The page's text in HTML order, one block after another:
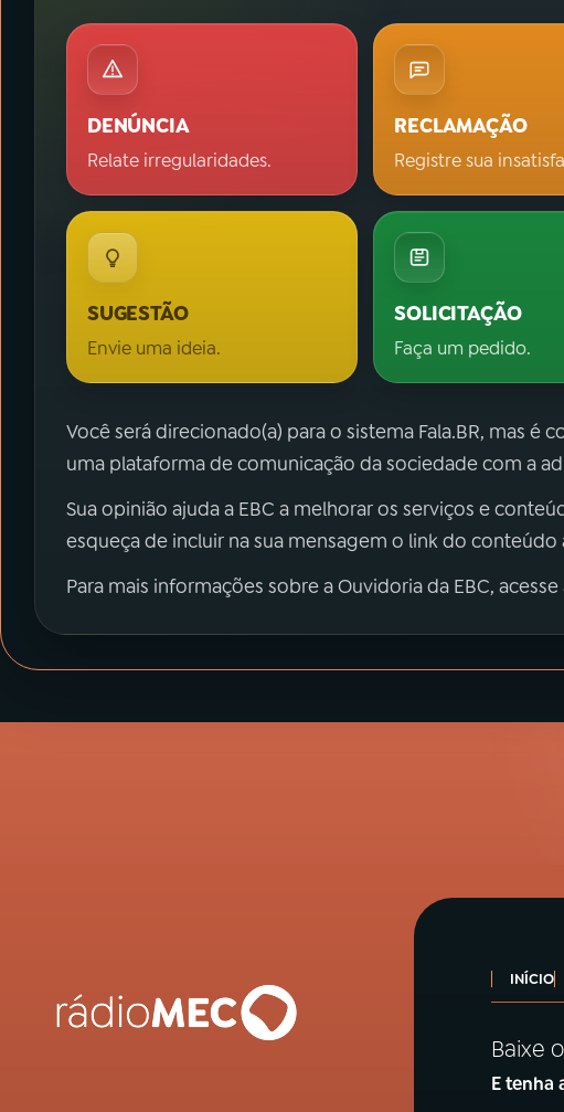
DENÚNCIA
Relate irregularidades.
RECLAMAÇÃO
Registre sua
SUGESTÃO
Envie uma ideia.
SOLICITAÇÃO
Faça um pedido.
Você será direcionado(a) para o sistema Fala.BR, mas é
uma plataforma de comunicação da sociedade com a
Sua opinião ajuda a EBC a melhorar os serviços e
esqueça de incluir na sua mensagem o link do conteúdo
Para mais informações sobre a Ouvidoria da EBC,
INÍCIO
Baixe
E tenha